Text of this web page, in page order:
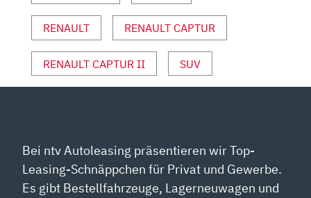
RENAULT RENAULT CAPTUR
RENAULT CAPTUR II SUV
Bei ntv Autoleasing präsentieren wir Top-
Leasing-Schnäppchen für Privat und Gewerbe.
Es gibt Bestellfahrzeuge, Lagerneuwagen und